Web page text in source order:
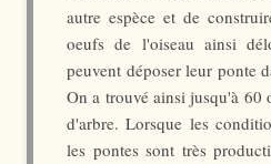
autre espèce et de
oeufs de l'oiseau ainsi
peuvent déposer leur ponte
On a trouvé ainsi jusqu'à 60
d'arbre. Lorsque les
les pontes sont très